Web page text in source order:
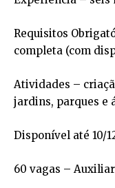
Requisitos
completa (com
Atividades –
jardins, parques e
Disponível até 10/
60 vagas –